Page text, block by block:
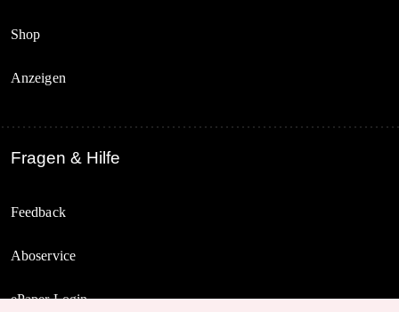
Shop
Anzeigen
Fragen & Hilfe
Feedback
Aboservice
ePaper Login